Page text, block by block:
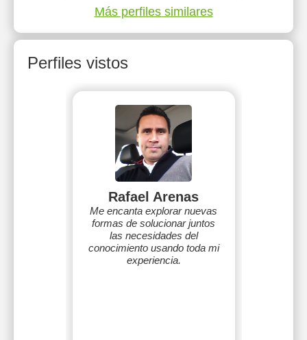
Más perfiles similares
Perfiles vistos
Rafael Arenas
Me encanta explorar nuevas
formas de solucionar juntos
las necesidades del
conocimiento usando toda mi
experiencia.